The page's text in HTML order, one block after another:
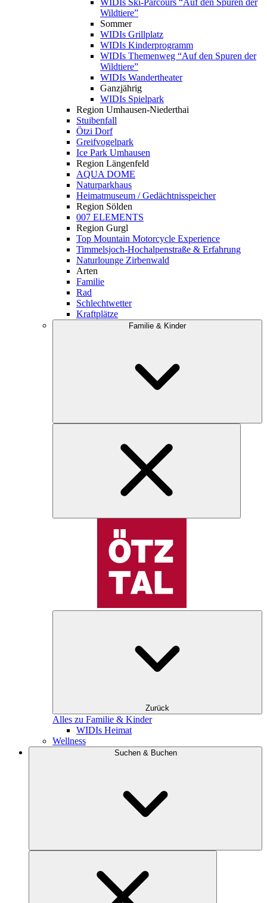
WIDIs Ski-Parcours “Auf den Spuren der
Wildtiere”
Sommer
WIDIs Grillplatz
WIDIs Kinderprogramm
WIDIs Themenweg “Auf den Spuren der
Wildtiere”
WIDIs Wandertheater
Ganzjährig
WIDIs Spielpark
Region Umhausen-Niederthai
Stuibenfall
Ötzi Dorf
Greifvogelpark
Ice Park Umhausen
Region Längenfeld
AQUA DOME
Naturparkhaus
Heimatmuseum / Gedächtnisspeicher
Region Sölden
007 ELEMENTS
Region Gurgl
Top Mountain Motorcycle Experience
Timmelsjoch-Hochalpenstraße & Erfahrung
Naturlounge Zirbenwald
Arten
Familie
Rad
Schlechtwetter
Kraftplätze
Familie & Kinder
Zurück
Alles zu Familie & Kinder
WIDIs Heimat
Wellness
Suchen & Buchen